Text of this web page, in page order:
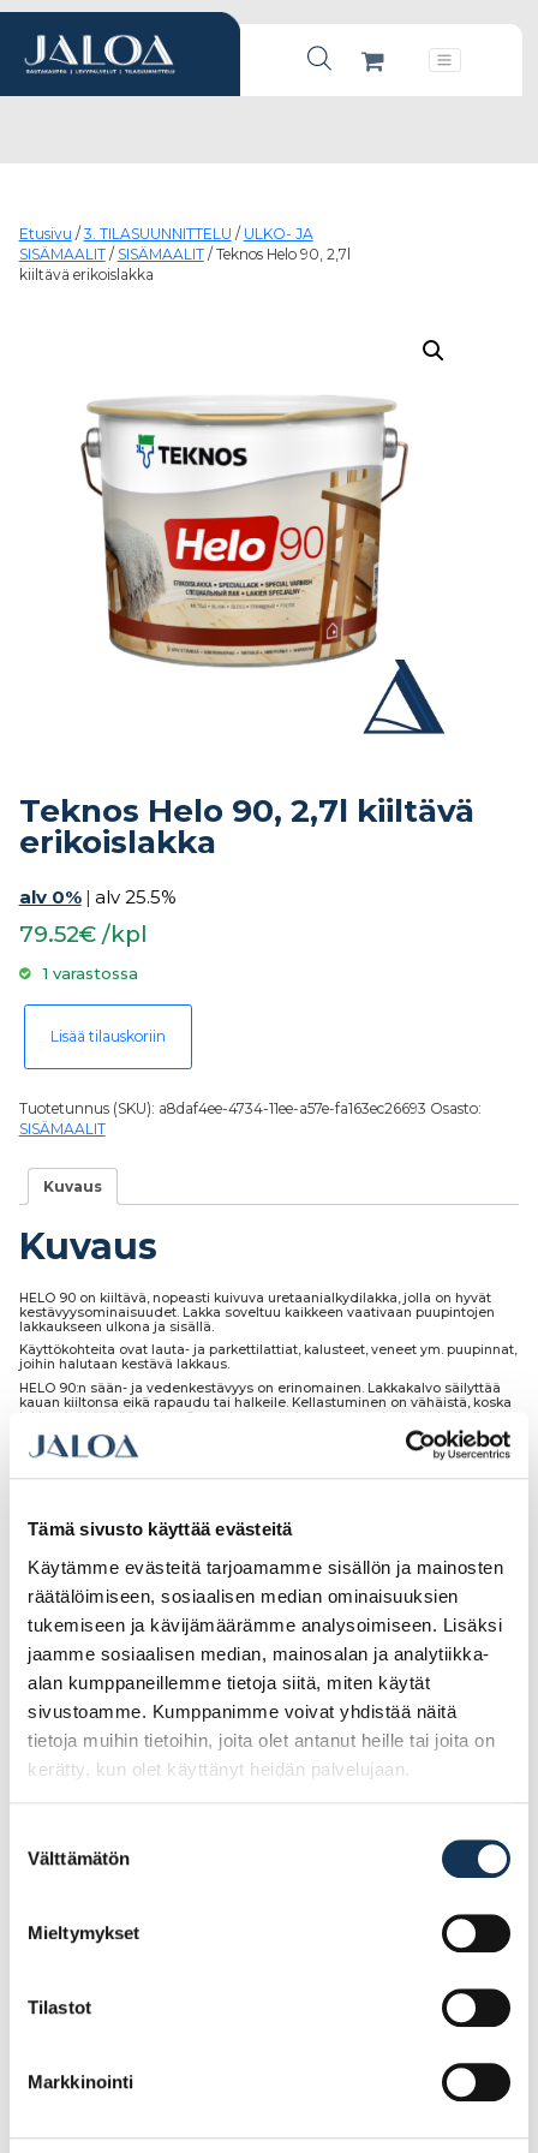
Tämä sivusto käyttää evästeitä
Käytämme evästeitä tarjoamamme sisällön ja mainosten
räätälöimiseen, sosiaalisen median ominaisuuksien
tukemiseen ja kävijämäärämme analysoimiseen. Lisäksi
jaamme sosiaalisen median, mainosalan ja analytiikka-
alan kumppaneillemme tietoja siitä, miten käytät
sivustoamme. Kumppanimme voivat yhdistää näitä
tietoja muihin tietoihin, joita olet antanut heille tai joita on
kerätty, kun olet käyttänyt heidän palvelujaan.
valinta
Välttämätön
Mieltymykset
Tilastot
Markkinointi
Products search
Päävalikko
Etusivu / 3. TILASUUNNITTELU / ULKO- JA
SISÄMAALIT/ SISÄMAALIT/ Teknos Helo 90, 2,7l
kiiltävä erikoislakka
Teknos Helo 90, 2,7l kiiltävä
erikoislakka
alv 0% | alv 25.5%
79.52€ /kpl
1 varastossa
Teknos Helo 90, 2,7l kiiltävä erikoislakka määrä
Lisää tilauskoriin
Tuotetunnus (SKU): a8daf4ee-4734-11ee-a57e-fa163ec26693 Osasto:
SISÄMAALIT
Kuvaus
Kuvaus
HELO 90 on kiiltävä, nopeasti kuivuva uretaanialkydilakka, jolla on hyvät
kestävyysominaisuudet. Lakka soveltuu kaikkeen vaativaan puupintojen
lakkaukseen ulkona ja sisällä.
Käyttökohteita ovat lauta- ja parkettilattiat, kalusteet, veneet ym. puupinnat,
joihin halutaan kestävä lakkaus.
HELO 90:n sään- ja vedenkestävyys on erinomainen. Lakkakalvo säilyttää
kauan kiiltonsa eikä rapaudu tai halkeile. Kellastuminen on vähäistä, koska
lakka sisältää UV-suojan. Se suojaa puuta harmaantumiselta ja halkeilulta.
HELO 90:n pinta on kova ja samalla kimmoisa. Siksi lakkakalvo kestää
kulutusta ja iskuja. Pesuaineet, rasva ja öljy eivät vahingoita lakkakalvoa.
Tutustu myös
Teknos Trend 3 2,7l
Teknos Futura Aqua
Lisää tilauskoriin